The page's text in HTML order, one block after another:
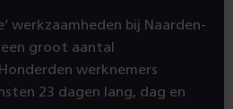
werkzaamheden bij Naarden-
een groot aantal
werknemers
23 dagen lang, dag en